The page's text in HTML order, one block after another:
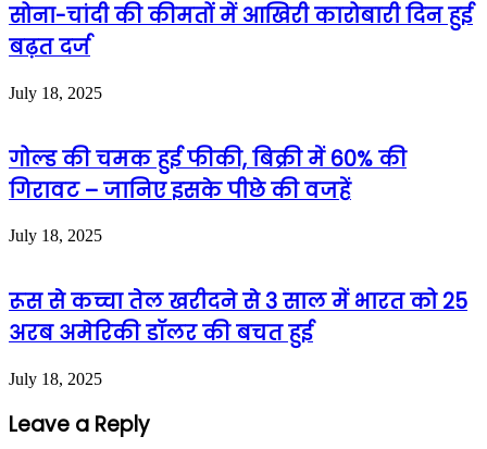
सोना-चांदी की कीमतों में आखिरी कारोबारी दिन हुई
बढ़त दर्ज
July 18, 2025
गोल्ड की चमक हुई फीकी, बिक्री में 60% की
गिरावट – जानिए इसके पीछे की वजहें
July 18, 2025
रूस से कच्चा तेल खरीदने से 3 साल में भारत को 25
अरब अमेरिकी डॉलर की बचत हुई
July 18, 2025
Leave a Reply